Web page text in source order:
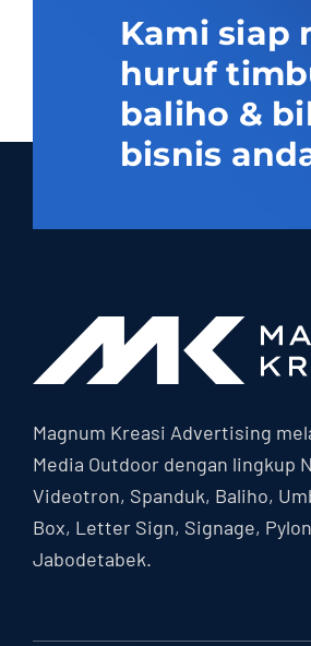
Kami siap
huruf
baliho &
bisnis
Magnum Kreasi Advertising
Media Outdoor dengan lingkup
Videotron, Spanduk, Baliho,
Box, Letter Sign, Signage,
Jabodetabek.